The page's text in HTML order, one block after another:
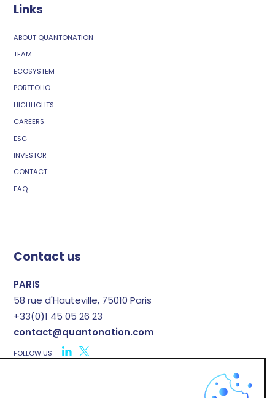
Links
ABOUT QUANTONATION
TEAM
ECOSYSTEM
PORTFOLIO
HIGHLIGHTS
CAREERS
ESG
INVESTOR
CONTACT
FAQ
Contact us
PARIS
58 rue d'Hauteville, 75010 Paris
+33(0)1 45 05 26 23
contact@quantonation.com
FOLLOW US